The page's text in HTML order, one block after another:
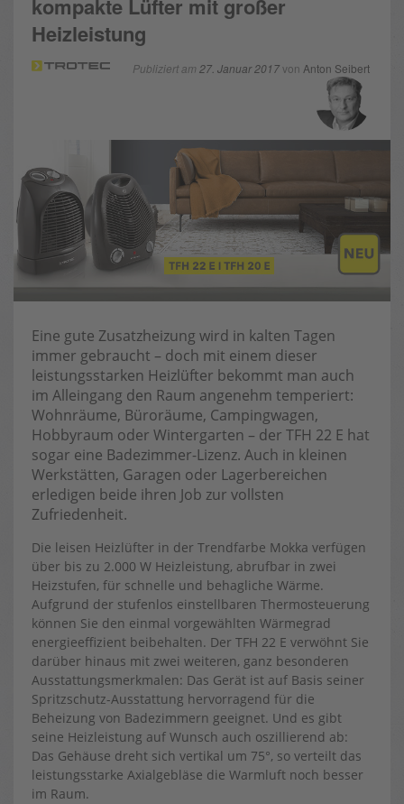
kompakte Lüfter mit großer
Heizleistung
Publiziert am 27. Januar 2017von Anton Seibert
Eine gute Zusatzheizung wird in kalten Tagen
immer gebraucht – doch mit einem dieser
leistungsstarken Heizlüfter bekommt man auch
im Alleingang den Raum angenehm temperiert:
Wohnräume, Büroräume, Campingwagen,
Hobbyraum oder Wintergarten – der TFH 22 E hat
sogar eine Badezimmer-Lizenz. Auch in kleinen
Werkstätten, Garagen oder Lagerbereichen
erledigen beide ihren Job zur vollsten
Zufriedenheit.
Die leisen Heizlüfter in der Trendfarbe Mokka verfügen
über bis zu 2.000 W Heizleistung, abrufbar in zwei
Heizstufen, für schnelle und behagliche Wärme.
Aufgrund der stufenlos einstellbaren Thermosteuerung
können Sie den einmal vorgewählten Wärmegrad
energieeffizient beibehalten. Der TFH 22 E verwöhnt Sie
darüber hinaus mit zwei weiteren, ganz besonderen
Ausstattungsmerkmalen: Das Gerät ist auf Basis seiner
Spritzschutz-Ausstattung hervorragend für die
Beheizung von Badezimmern geeignet. Und es gibt
seine Heizleistung auf Wunsch auch oszillierend ab:
Das Gehäuse dreht sich vertikal um 75°, so verteilt das
leistungsstarke Axialgebläse die Warmluft noch besser
im Raum.